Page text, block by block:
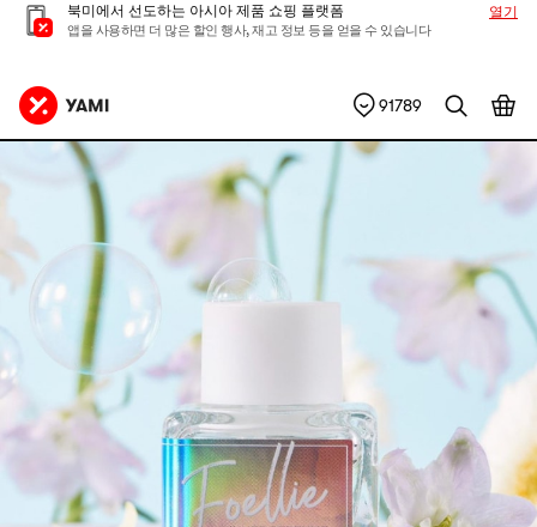
북미에서 선도하는 아시아 제품 쇼핑 플랫폼
앱을 사용하면 더 많은 할인 행사, 재고 정보 등을 얻을 수 있습니다
열기
91789